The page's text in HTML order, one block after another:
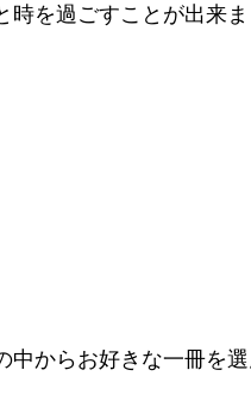
を過ごすことが出来ま
中からお好きな一冊を